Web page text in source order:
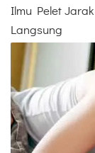
Ilmu Pelet
Langsung